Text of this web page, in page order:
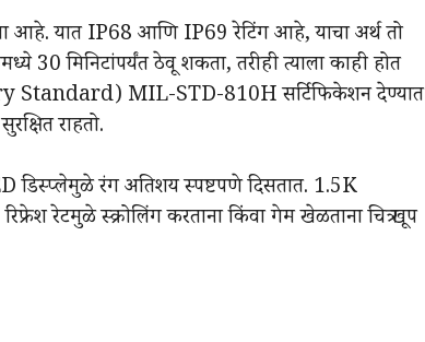
यात IP68 आणि IP69 रेटिंग आहे, याचा अर्थ तो
30 मिनिटांपर्यंत ठेवू शकता, तरीही त्याला काही होत
Standard) MIL-STD-810H सर्टिफिकेशन देण्यात
राहतो.
डिस्प्लेमुळे रंग अतिशय स्पष्टपणे दिसतात. 1.5K
रेटमुळे स्क्रोलिंग करताना किंवा गेम खेळताना चित्र खूप